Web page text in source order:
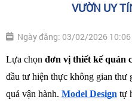
VƯỜN UY
Ngày đăng: 03/02/2026 10:06
Lựa chọn đơn vị thiết kế quán
đầu tư hiện thực không gian thư
quả vận hành. Model Design tự